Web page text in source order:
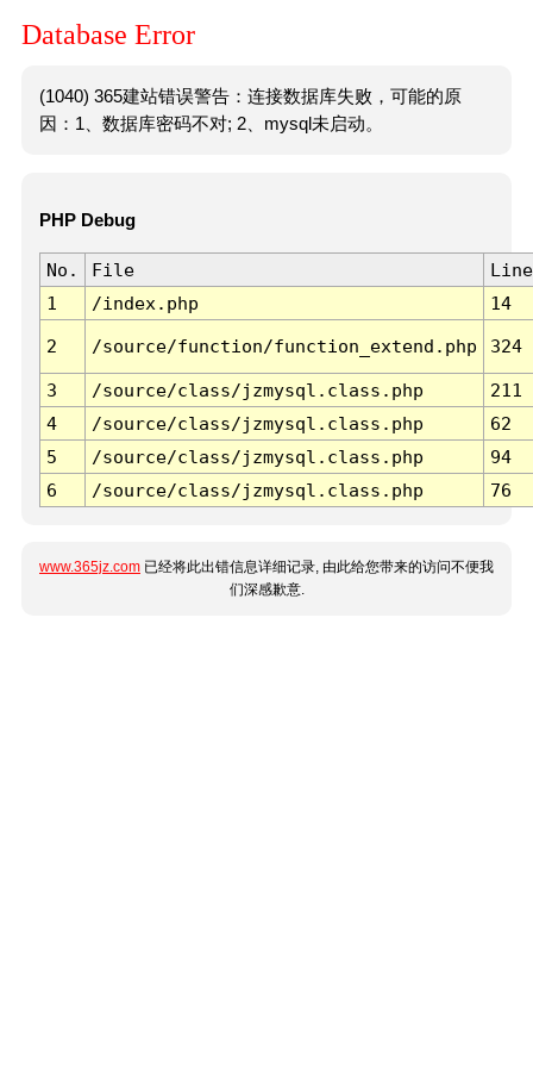
Database Error
(1040) 365建站错误警告：连接数据库失败，可能的原
因：1、数据库密码不对; 2、mysql未启动。
PHP Debug
No. File
Line
1
/index.php 14
2 /source/function/function_extend.php 324
3 /source/class/jzmysql.class.php
211
4
/source/class/jzmysql.class.php
62
5
/source/class/jzmysql.class.php
94
6
/source/class/jzmysql.class.php 76
www.365jz.com 已经将此出错信息详细记录, 由此给您带来的访问不便我
们深感歉意.